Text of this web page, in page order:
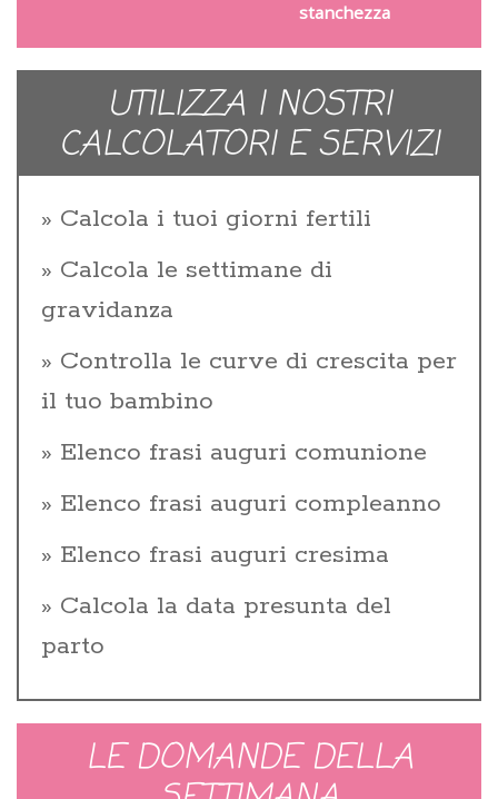
stanchezza
UTILIZZA I NOSTRI
CALCOLATORI E SERVIZI
Calcola i tuoi giorni fertili
Calcola le settimane di
gravidanza
Controlla le curve di crescita per
il tuo bambino
Elenco frasi auguri comunione
Elenco frasi auguri compleanno
Elenco frasi auguri cresima
Calcola la data presunta del
parto
LE DOMANDE DELLA